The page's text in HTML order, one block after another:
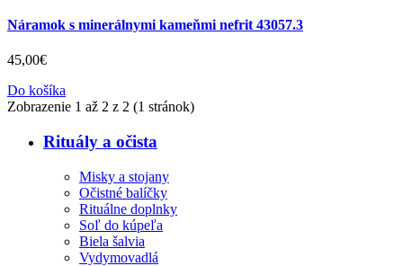
Náramok s minerálnymi kameňmi nefrit 43057.3
45,00€
Do košíka
Zobrazenie 1 až 2 z 2 (1 stránok)
Rituály a očista
Misky a stojany
Očistné balíčky
Rituálne doplnky
Soľ do kúpeľa
Biela šalvia
Vydymovadlá